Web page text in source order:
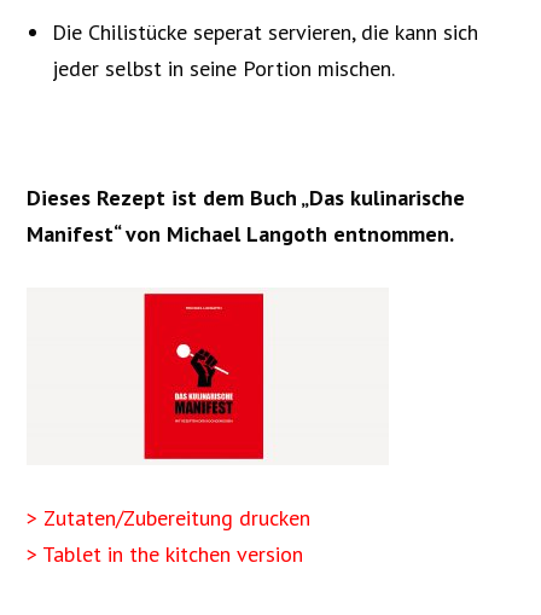
Die Chilistücke seperat servieren, die kann sich
jeder selbst in seine Portion mischen.
Dieses Rezept ist dem Buch „Das kulinarische
Manifest“ von Michael Langoth entnommen.
> Zutaten/Zubereitung drucken
> Tablet in the kitchen version